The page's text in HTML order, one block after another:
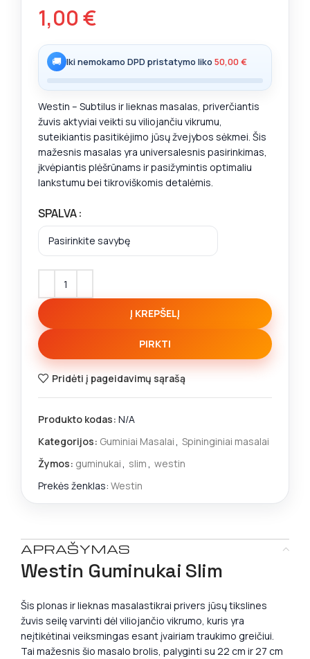
1,00€
🚚 Iki nemokamo DPD pristatymo liko 50,00€
Westin – Subtilus ir lieknas masalas, priverčiantis
žuvis aktyviai veikti su viliojančiu vikrumu,
suteikiantis pasitikėjimo jūsų žvejybos sėkmei. Šis
mažesnis masalas yra universalesnis pasirinkimas,
įkvėpiantis plėšrūnams ir pasižymintis optimaliu
lankstumu bei tikroviškomis detalėmis.
SPALVA
Į KREPŠELĮ
PIRKTI
Pridėti į pageidavimų sąrašą
Produkto kodas: N/A
Kategorijos: Guminiai Masalai, Spininginiai masalai
Žymos: guminukai, slim, westin
Prekės ženklas: Westin
APRAŠYMAS
Westin Guminukai Slim
Šis plonas ir lieknas masalastikrai privers jūsų tikslines
žuvis seilę varvinti dėl viliojančio vikrumo, kuris yra
neįtikėtinai veiksmingas esant įvairiam traukimo greičiui.
Tai mažesnis šio masalo brolis, palyginti su 22 cm ir 27 cm